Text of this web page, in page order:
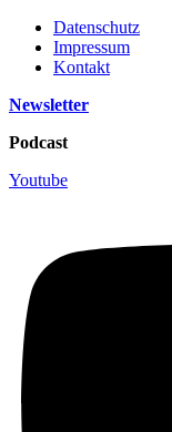
Datenschutz
Impressum
Kontakt
Newsletter
Podcast
Youtube